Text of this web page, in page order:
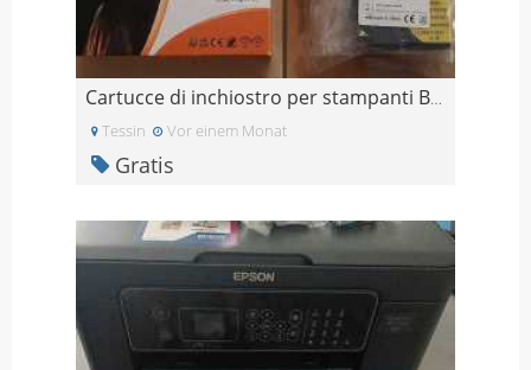
Cartucce di inchiostro per stampanti Brother (Grat
Tessin Vor einem Monat
Gratis